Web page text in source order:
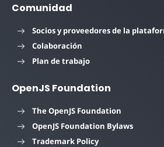
Comunidad
Socios y proveedores de la
Colaboración
Plan de trabajo
OpenJS Foundation
The OpenJS Foundation
OpenJS Foundation Bylaws
Trademark Policy